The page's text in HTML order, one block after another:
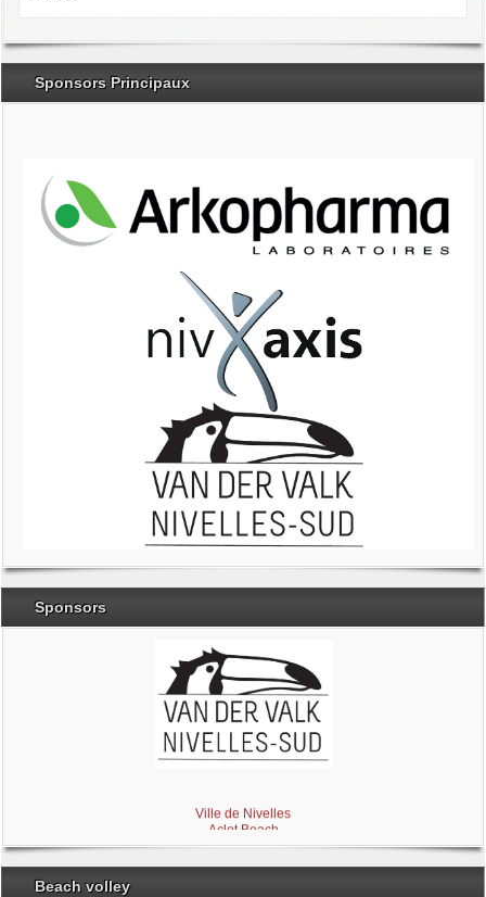
Sponsors Principaux
Sponsors
Ville de Nivelles
Aclot Beach
Beach volley